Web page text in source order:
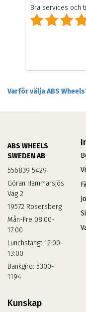
Bra services och
Varför välja ABS
ABS WHEELS
SWEDEN AB
556839 5429
Göran Hammarsjös
Väg 2
19572 Rosersberg
Mån-Fre 08:00-
17:00
Lunchstängt 12:00-
13:00
Bankgiro: 5300-
1194
Kunskap